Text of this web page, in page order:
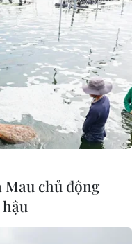
Mỹ và
tiên
thử
Mau chủ động